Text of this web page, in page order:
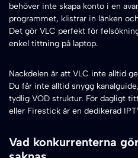
behöver inte skapa konto i en
programmet, klistrar in länken
Det gör VLC perfekt för
enkel tittning på laptop.
Nackdelen är att VLC inte alltid
Du får inte alltid snygg
tydlig VOD struktur. För dagligt
eller Firestick är en dedikerad
Vad konkurrenterna